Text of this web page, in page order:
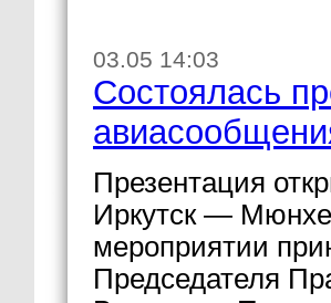
03.05 14:03
Состоялась
Презентация
Иркутск —
мероприятии
Председателя